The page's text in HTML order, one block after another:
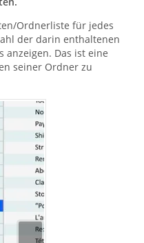
mit .net am Ende des
löschen. Deshalb
aus meiner Sicht
werden könnte.
Ordnerliste für jedes
der darin enthaltenen
anzeigen. Das ist eine
seiner Ordner zu